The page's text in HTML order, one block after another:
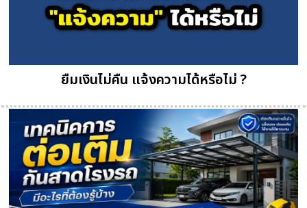
ยืมเงินไม่คืน แจ้งความได้หรือไม่ ?